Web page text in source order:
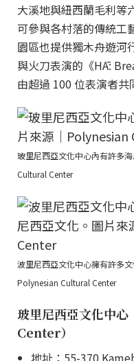
大溪地與紐西蘭毛利等
可參與各村落的傳統工
園區也提供獨木舟遊河
與火刀表演的《HĀ:
由超過 100 位表演者共
玻里尼西亞文化中心內有許多
Cultural Center
波里尼西亞文化中心擁有許多
Polynesian Cultural Center
玻里尼西亞文化中
Center）
地址：55-370